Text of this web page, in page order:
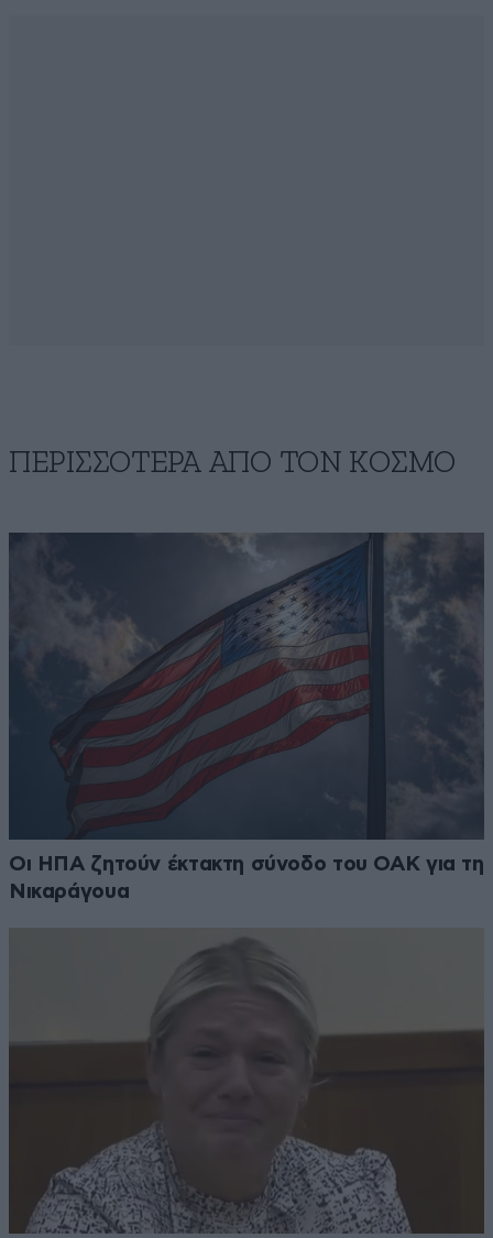
ΠΕΡΙΣΣΟΤΕΡΑ ΑΠΟ ΤΟΝ ΚΟΣΜΟ
Οι ΗΠΑ ζητούν έκτακτη σύνοδο του ΟΑΚ για τη
Νικαράγουα